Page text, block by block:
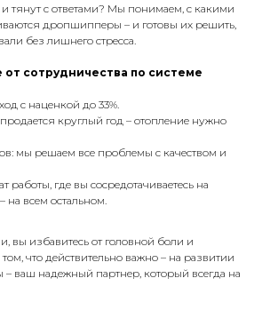
тянут с ответами? Мы понимаем, с какими
дропшипперы – и готовы их решить,
без лишнего стресса.
от сотрудничества по системе
с наценкой до 33%.
круглый год – отопление нужно
мы решаем все проблемы с качеством и
где вы сосредотачиваетесь на
на всем остальном.
вы избавитесь от головной боли и
том, что действительно важно – на развитии
– ваш надежный партнер, который всегда на